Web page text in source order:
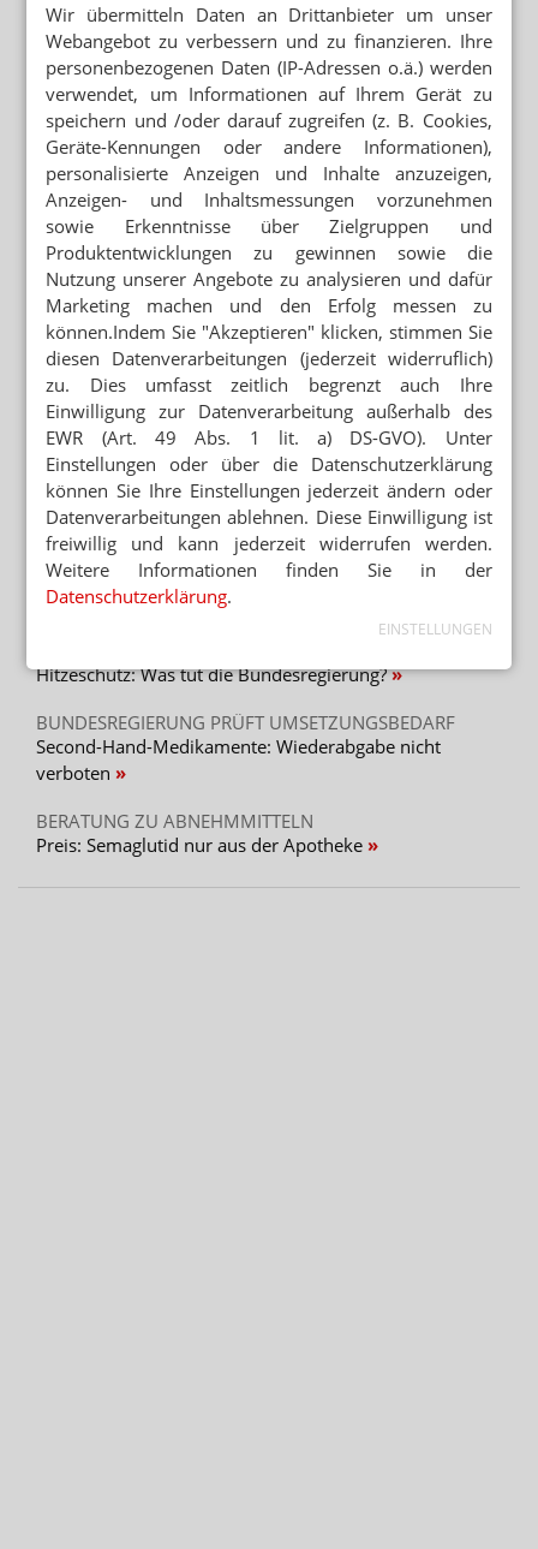
Wir übermitteln Daten an Drittanbieter um unser
Webangebot zu verbessern und zu finanzieren. Ihre
personenbezogenen Daten (IP-Adressen o.ä.) werden
verwendet, um Informationen auf Ihrem Gerät zu
speichern und /oder darauf zugreifen (z. B. Cookies,
Geräte-Kennungen oder andere Informationen),
personalisierte Anzeigen und Inhalte anzuzeigen,
Anzeigen- und Inhaltsmessungen vorzunehmen
sowie Erkenntnisse über Zielgruppen und
Produktentwicklungen zu gewinnen sowie die
Nutzung unserer Angebote zu analysieren und dafür
Marketing machen und den Erfolg messen zu
können.Indem Sie "Akzeptieren" klicken, stimmen Sie
diesen Datenverarbeitungen (jederzeit widerruflich)
zu. Dies umfasst zeitlich begrenzt auch Ihre
Einwilligung zur Datenverarbeitung außerhalb des
EWR (Art. 49 Abs. 1 lit. a) DS-GVO). Unter
Einstellungen oder über die Datenschutzerklärung
können Sie Ihre Einstellungen jederzeit ändern oder
Datenverarbeitungen ablehnen. Diese Einwilligung ist
freiwillig und kann jederzeit widerrufen werden.
Weitere Informationen finden Sie in der
Datenschutzerklärung.
EINSTELLUNGEN
ZULASSUNG UNGEWISS
Von der Leyen: Für Zulassung von Sputnik V
fehlen valide Daten
ROLLING REVIEW FÜR EU-ZULASSUNG
Sputnik: EMA besucht Moskau
Mehr zum Thema
„GERECHT! GESUND! GENIESSEN!“
Hanfparade: Demonstranten fordern umfassende
Legalisierung
„ES GEHT UM DIE ZUKUNFT UNSERER KINDER“
Kinder und soziale Medien: Ärzte kritisieren
Elternversagen
„DIESE REGIERUNG MUSS WEG“
Protest gegen die Bundesregierung
Hitzeschutz: Was tut die Bundesregierung?
BUNDESREGIERUNG PRÜFT UMSETZUNGSBEDARF
Second-Hand-Medikamente: Wiederabgabe nicht
verboten
BERATUNG ZU ABNEHMMITTELN
Preis: Semaglutid nur aus der Apotheke